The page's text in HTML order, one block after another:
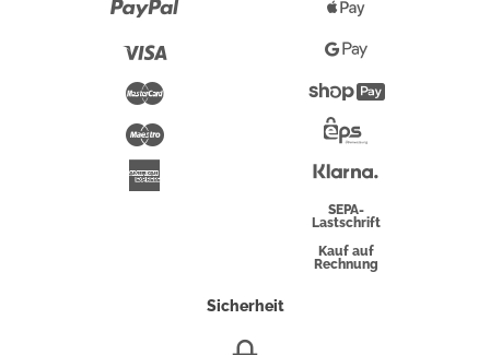
Maestro
Pay
Google
Pay
Überweisung
SEPA-
Lastschrift
Kauf auf
Rechnung
Sicherheit